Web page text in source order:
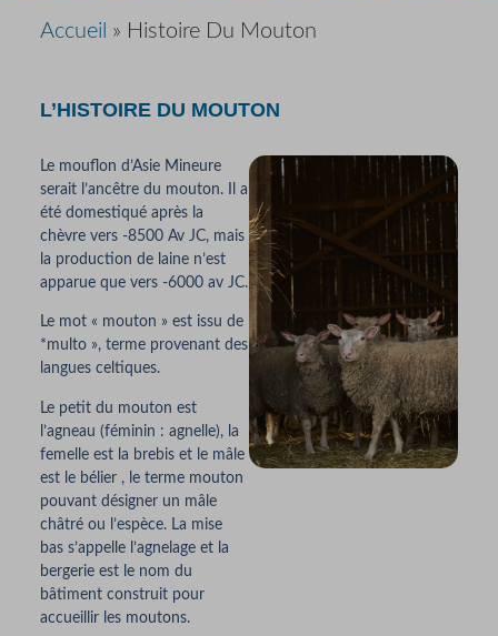
Accueil » Histoire Du Mouton
L’HISTOIRE DU MOUTON
Le mouflon d’Asie Mineure
serait l’ancêtre du mouton. Il a
été domestiqué après la
chèvre vers -8500 Av JC, mais
la production de laine n’est
apparue que vers -6000 av JC.
Le mot « mouton » est issu de
*multo », terme provenant des
langues celtiques.
Le petit du mouton est
l’agneau (féminin : agnelle), la
femelle est la brebis et le mâle
est le bélier , le terme mouton
pouvant désigner un mâle
châtré ou l’espèce. La mise
bas s’appelle l’agnelage et la
bergerie est le nom du
bâtiment construit pour
accueillir les moutons.